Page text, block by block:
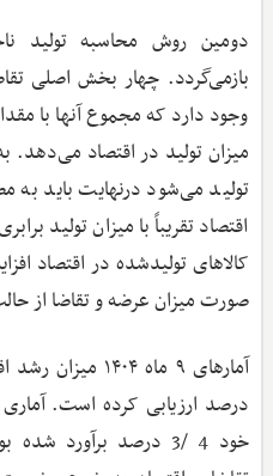
دومین روش محاسبه تولید
بازمی‌گردد. چهار بخش اصلی
وجود دارد که مجموع آنها با
میزان تولید در اقتصاد می‌دهد.
تولید می‌شود درنهایت باید
اقتصاد تقریباً با میزان تولید
کالاهای تولیدشده در اقتصاد
صورت میزان عرضه و تقاضا از
درصد ارزیابی کرده است.
خود 4 /3 درصد